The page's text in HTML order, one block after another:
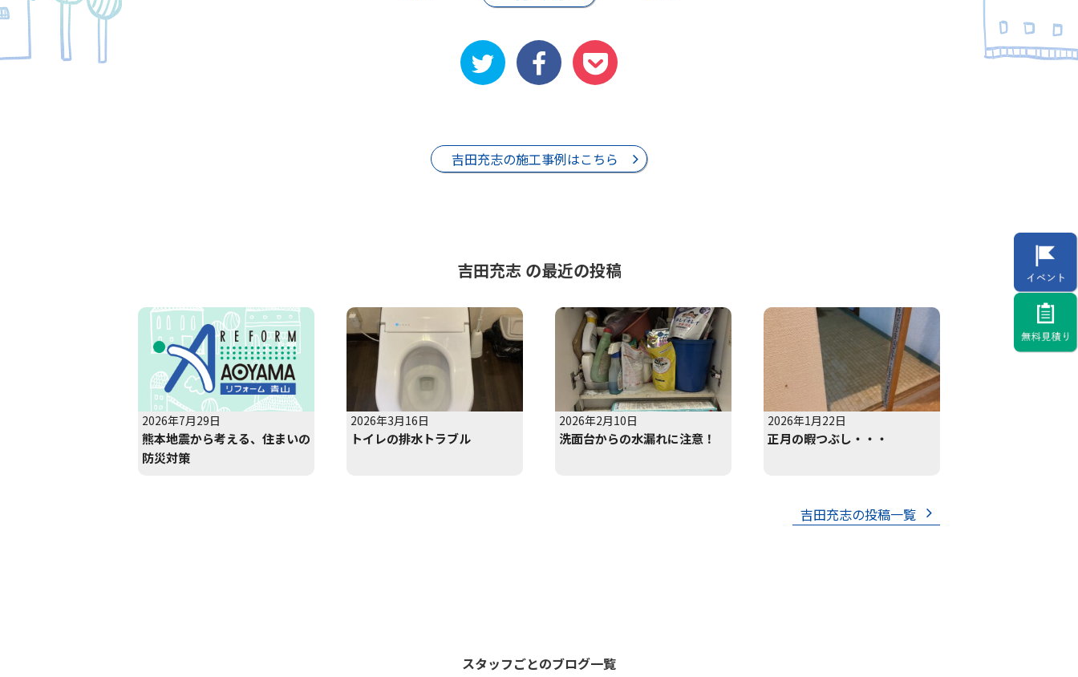
吉田充志の施工事例はこちら
吉田充志 の最近の投稿
2026年7月29日
熊本地震から考える、住まいの
防災対策
2026年3月16日
トイレの排水トラブル
2026年2月10日
洗面台からの水漏れに注意！
2026年1月22日
正月の暇つぶし・・・
吉田充志の投稿一覧
スタッフごとのブログ一覧